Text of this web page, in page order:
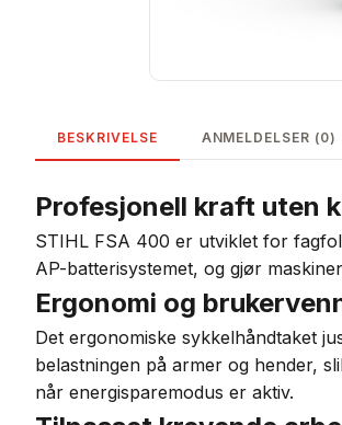
BESKRIVELSE ANMELDELSER (0)
Profesjonell kraft uten
STIHL FSA 400 er utviklet for
AP-batterisystemet, og gjør
Ergonomi og
Det ergonomiske sykkelhåndtaket
belastningen på armer og hender,
når energisparemodus er aktiv.